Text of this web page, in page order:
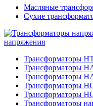
Масляные
Сухие
напряжения
Трансформаторы
Трансформаторы
Трансформаторы
Трансформаторы
Трансформаторы
Трансформаторы